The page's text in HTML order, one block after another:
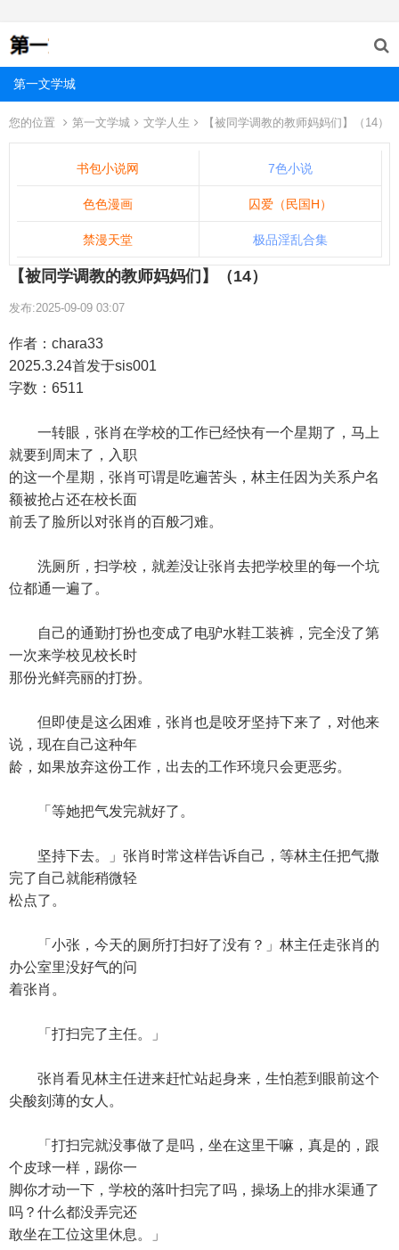
第一文学城
您的位置 第一文学城 文学人生 【被同学调教的教师妈妈们】（14）
书包小说网 7色小说
色色漫画 囚爱（民国H）
禁漫天堂 极品淫乱合集
【被同学调教的教师妈妈们】（14）
发布:2025-09-09 03:07
作者：chara33
2025.3.24首发于sis001
字数：6511
一转眼，张肖在学校的工作已经快有一个星期了，马上
就要到周末了，入职
的这一个星期，张肖可谓是吃遍苦头，林主任因为关系户名
额被抢占还在校长面
前丢了脸所以对张肖的百般刁难。
洗厕所，扫学校，就差没让张肖去把学校里的每一个坑
位都通一遍了。
自己的通勤打扮也变成了电驴水鞋工装裤，完全没了第
一次来学校见校长时
那份光鲜亮丽的打扮。
但即使是这么困难，张肖也是咬牙坚持下来了，对他来
说，现在自己这种年
龄，如果放弃这份工作，出去的工作环境只会更恶劣。
「等她把气发完就好了。
坚持下去。」张肖时常这样告诉自己，等林主任把气撒
完了自己就能稍微轻
松点了。
「小张，今天的厕所打扫好了没有？」林主任走张肖的
办公室里没好气的问
着张肖。
「打扫完了主任。」
张肖看见林主任进来赶忙站起身来，生怕惹到眼前这个
尖酸刻薄的女人。
「打扫完就没事做了是吗，坐在这里干嘛，真是的，跟
个皮球一样，踢你一
脚你才动一下，学校的落叶扫完了吗，操场上的排水渠通了
吗？什么都没弄完还
敢坐在工位这里休息。」